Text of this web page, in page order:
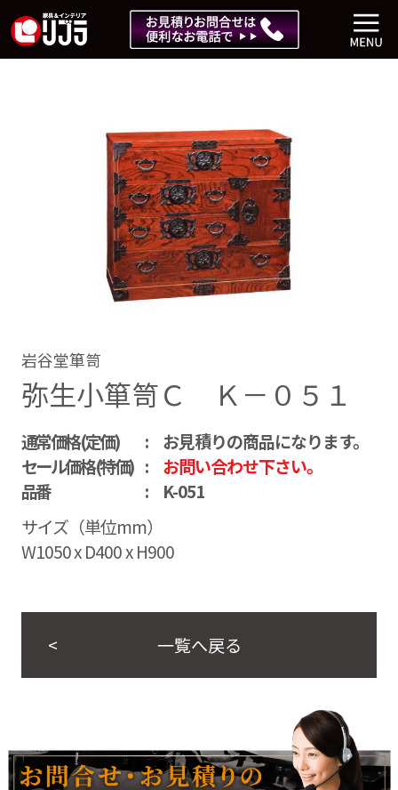
岩谷堂箪笥
弥生小箪笥Ｃ Ｋ－０５１
通常価格(定価)
お見積りの商品になります。
セール価格(特価)
お問い合わせ下さい。
品番
K-051
サイズ（単位mm）
W1050 x D400 x H900
一覧へ戻る